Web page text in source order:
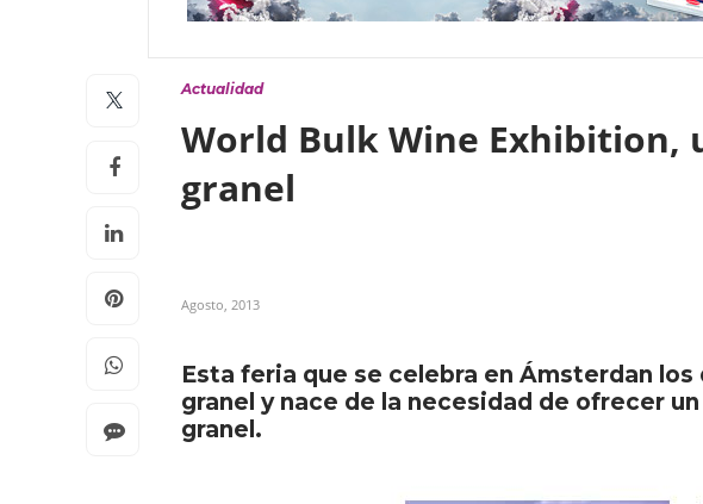
Actualidad
World Bulk Wine Exhibition,
granel
Agosto, 2013
Esta feria que se celebra en Ámsterdan
granel y nace de la necesidad de ofrecer
granel.